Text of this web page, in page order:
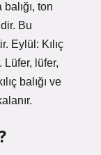
ton
Bu
Eylül: Kılıç
Lüfer, lüfer,
balığı ve